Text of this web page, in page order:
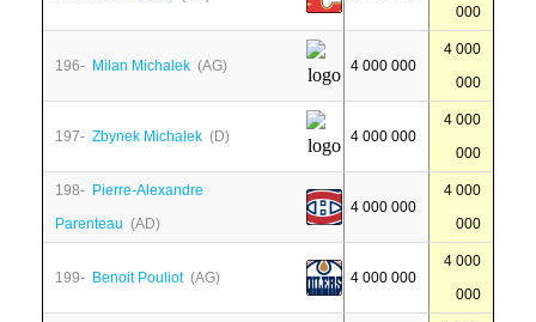
000
196- Milan Michalek (AG) 4 000 000
4 000
000
197- Zbynek Michalek (D) 4 000 000
4 000
000
198- Pierre-Alexandre
Parenteau (AD)
4 000 000
4 000
000
199- Benoit Pouliot(AG) 4 000 000
4 000
000